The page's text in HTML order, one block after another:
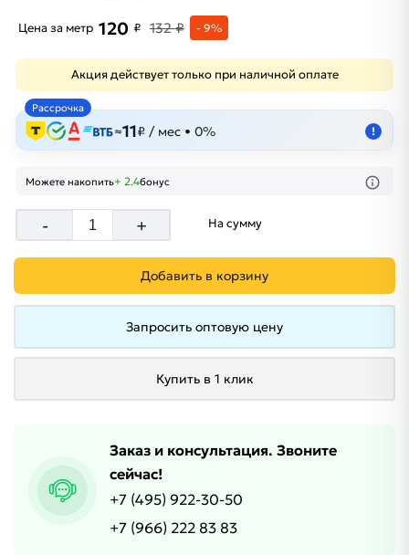
Цена за метр 120 ₽ 132 ₽ - 9%
Акция действует только при наличной оплате
Рассрочка
≈11₽ / мес • 0% !
Можете накопить+ 2.4бонус
- + На сумму
Добавить в корзину
Запросить оптовую цену
Купить в 1 клик
Заказ и консультация. Звоните
сейчас!
+7 (495) 922-30-50
+7 (966) 222 83 83